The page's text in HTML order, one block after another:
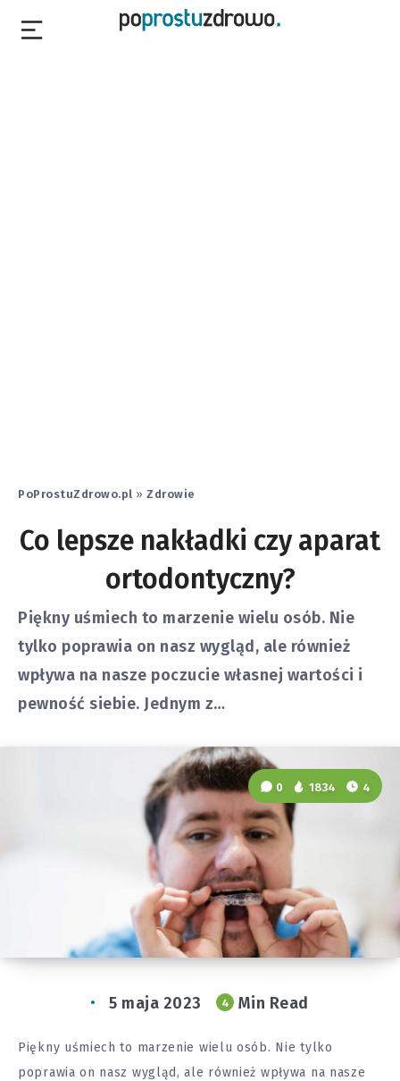
PoProstuZdrowo.pl » Zdrowie
Co lepsze nakładki czy aparat
ortodontyczny?
Piękny uśmiech to marzenie wielu osób. Nie
tylko poprawia on nasz wygląd, ale również
wpływa na nasze poczucie własnej wartości i
pewność siebie. Jednym z…
0 1834 4
5 maja 2023 4 Min Read
Piękny uśmiech to marzenie wielu osób. Nie tylko
poprawia on nasz wygląd, ale również wpływa na nasze